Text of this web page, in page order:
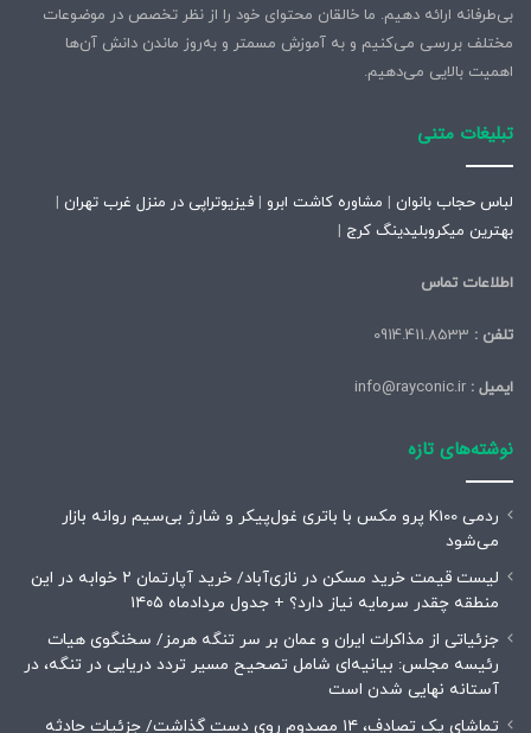
بی‌طرفانه ارائه دهیم. ما خالقان محتوای خود را از نظر تخصص در موضوعات
مختلف بررسی می‌کنیم و به آموزش مسمتر و به‌روز ماندن دانش آن‌ها
اهمیت بالایی می‌دهیم.
تبلیغات متنی
لباس حجاب بانوان | مشاوره کاشت ابرو | فیزیوتراپی در منزل غرب تهران |
بهترین میکروبلیدینگ کرج |
اطلاعات تماس
تلفن :
ایمیل :
نوشته‌های تازه
ردمی K100 پرو مکس با باتری غول‌پیکر و شارژ بی‌سیم روانه بازار
می‌شود
لیست قیمت خرید مسکن در نازی‌آباد/ خرید آپارتمان ۲ خوابه در این
منطقه چقدر سرمایه نیاز دارد؟ + جدول مردادماه ۱۴۰۵
جزئیاتی از مذاکرات ایران و عمان بر سر تنگه هرمز/ سخنگوی هیات
رئیسه مجلس: بیانیه‌ای شامل تصحیح مسیر تردد دریایی در تنگه، در
آستانه نهایی شدن است
تماشای یک تصادف، ۱۴ مصدوم روی دست گذاشت/ جزئیات حادثه